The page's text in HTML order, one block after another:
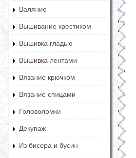
Валяние
Вышивание крестиком
Вышивка гладью
Вышивка лентами
Вязание крючком
Вязание спицами
Головоломки
Декупаж
Из бисера и бусин